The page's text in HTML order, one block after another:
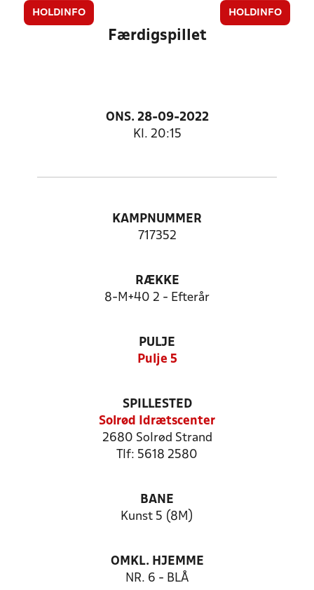
HOLDINFO HOLDINFO
Færdigspillet
ONS. 28-09-2022
Kl. 20:15
KAMPNUMMER
717352
RÆKKE
8-M+40 2 - Efterår
PULJE
Pulje 5
SPILLESTED
Solrød Idrætscenter
2680 Solrød Strand
Tlf: 5618 2580
BANE
Kunst 5 (8M)
OMKL. HJEMME
NR. 6 - BLÅ